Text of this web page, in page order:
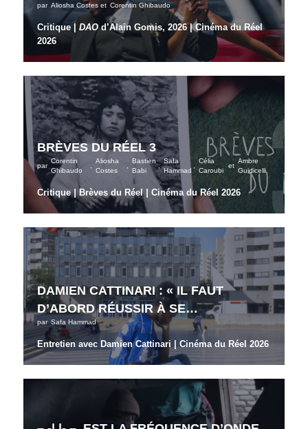
par Aliosha Costeset Corentin Ghibaudo
Critique |DAOd’Alain Gomis, 2026 | Cinéma du Réel
2026
BRÈVES DU RÉEL 3
par
Corentin
Ghibaudo
,
Aliosha
Costes
,
Bastien
Babi
,
Safa
Hammad
,
Célia
Caroubi
et
Ambre
Guidicelli
Critique| Brèves du Réel Cinéma du Réel 2026
DAMIEN CATTINARI : « IL FAUT
D’ABORD RÉUSSIR À SE…
par Safa Hammad
Entretien avec Damien Cattinari | Cinéma du Réel 2026